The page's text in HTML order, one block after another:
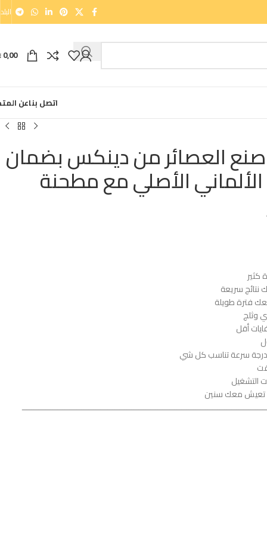
البلد
0,00
اتصل بناعن
العصائر من دينكس بضمان
الأصلي مع مطحنة
كثير
فترة طويلة
وثلج
أقل
التشغيل